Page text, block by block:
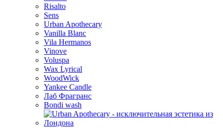
Risalto
Sens
Urban Apothecary
Vanilla Blanc
Vila Hermanos
Vinove
Voluspa
Wax Lyrical
WoodWick
Yankee Candle
Лаб Фрагранс
Bondi wash